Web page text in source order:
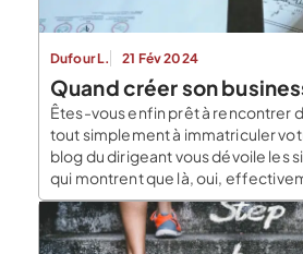
Dufour L. 21 Fév 2024
Quand créer son
Êtes-vous enfin prêt à rencontrer
tout simplement à immatriculer
blog du dirigeant vous dévoile les
qui montrent que là, oui,
opérationnel pour voler de vos
prémices Il y a des moments où
Lorsque vous trouvez […]